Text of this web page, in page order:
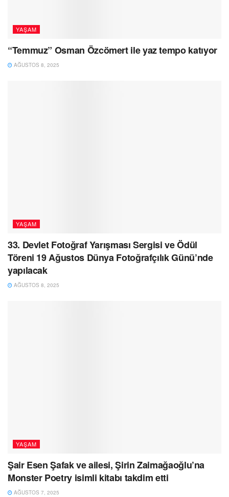
YAŞAM
“Temmuz” Osman Özcömert ile yaz tempo katıyor
AĞUSTOS 8, 2025
YAŞAM
33. Devlet Fotoğraf Yarışması Sergisi ve Ödül
Töreni 19 Ağustos Dünya Fotoğrafçılık Günü’nde
yapılacak
AĞUSTOS 8, 2025
YAŞAM
Şair Esen Şafak ve ailesi, Şirin Zaimağaoğlu’na
Monster Poetry isimli kitabı takdim etti
AĞUSTOS 7, 2025